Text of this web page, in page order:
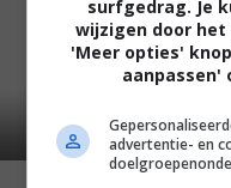
surfgedrag. Je
wijzigen door
'Meer opties'
aanpassen'
advertentie- en